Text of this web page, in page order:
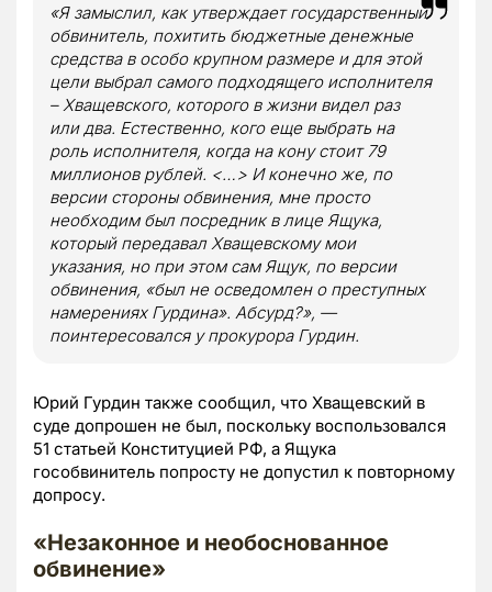
«Я замыслил, как утверждает государственный
обвинитель, похитить бюджетные денежные
средства в особо крупном размере и для этой
цели выбрал самого подходящего исполнителя
– Хващевского, которого в жизни видел раз
или два. Естественно, кого еще выбрать на
роль исполнителя, когда на кону стоит 79
миллионов рублей. <…> И конечно же, по
версии стороны обвинения, мне просто
необходим был посредник в лице Ящука,
который передавал Хващевскому мои
указания, но при этом сам Ящук, по версии
обвинения, «был не осведомлен о преступных
намерениях Гурдина». Абсурд?», —
поинтересовался у прокурора Гурдин.
Юрий Гурдин также сообщил, что Хващевский в
суде допрошен не был, поскольку воспользовался
51 статьей Конституцией РФ, а Ящука
гособвинитель попросту не допустил к повторному
допросу.
«Незаконное и необоснованное
обвинение»